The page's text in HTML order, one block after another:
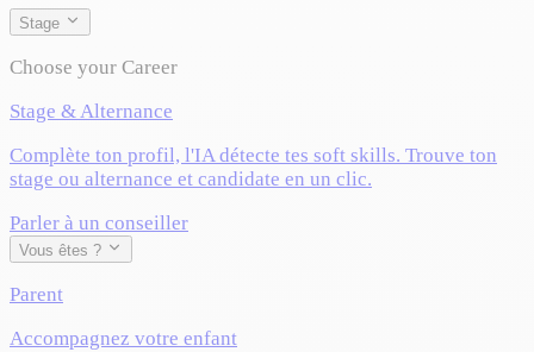
Stage
Choose your Career
Stage & Alternance
Complète ton profil, l'IA détecte tes soft skills. Trouve ton
stage ou alternance et candidate en un clic.
Parler à un conseiller
Vous êtes ?
Parent
Accompagnez votre enfant